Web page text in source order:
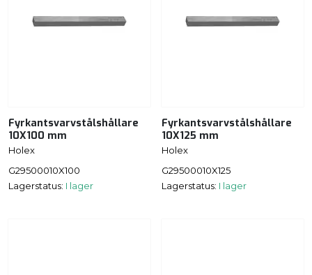
Fyrkantsvarvstålshållare
10X100 mm
Holex
G29500010X100
Lagerstatus: I lager
Fyrkantsvarvstålshållare
10X125 mm
Holex
G29500010X125
Lagerstatus: I lager